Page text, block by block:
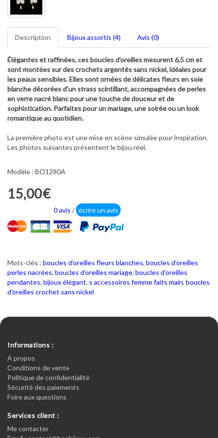
Description Bijoux assortis (4) Avis (0)
Élégantes et raffinées, ces boucles d'oreilles mesurent 6,5 cm et
sont montées sur des crochets argentés sans nickel, idéales pour
les peaux sensibles. Elles sont ornées de délicates fleurs en soie
blanche décorées d’un strass scintillant, accompagnées de perles
en verre nacré blanc pour une touche de douceur et de
sophistication. Parfaites pour un mariage, une soirée ou un look
romantique au quotidien.
La première photo est une mise en scène simulée pour inspiration.
Les photos suivantes présentent le bijou réel.
Modèle : BO1280A
15,00€
0 avis / écrire un avis
Mots-clés : boucles d’oreilles fleurs blanches, boucles d’oreilles
perles nacrées, boucles d’oreilles mariage, boucles d’oreilles
pendantes, bijoux élégant, s accessoires femme faits main, boucles
d’oreilles crochet sans nickel
Informations :
A propos
Conditions de vente
Politique de confidentialité
Sécurité des paiements
Foire aux questions
Services client :
Me contacter